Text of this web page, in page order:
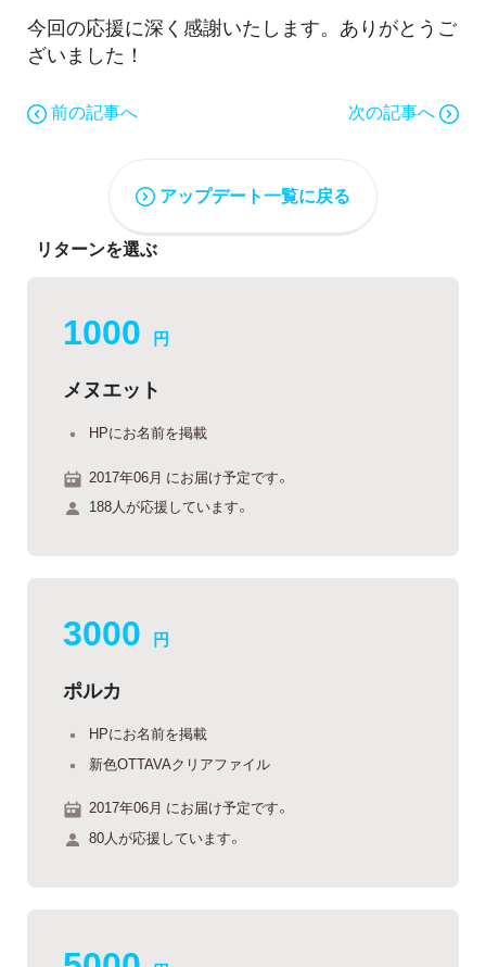
今回の応援に深く感謝いたします。ありがとうご
ざいました！
前の記事へ 次の記事へ
アップデート一覧に戻る
リターンを選ぶ
1000 円
メヌエット
HPにお名前を掲載
2017年06月 にお届け予定です。
188人が応援しています。
3000 円
ポルカ
HPにお名前を掲載
新色OTTAVAクリアファイル
2017年06月 にお届け予定です。
80人が応援しています。